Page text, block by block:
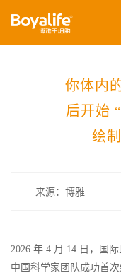
首页 什么是干细胞
你体内的 “免疫军队”，
你体内
后开始
绘
来源：博雅
2026 年 4 月 14 日，国
中国科学家团队成功首